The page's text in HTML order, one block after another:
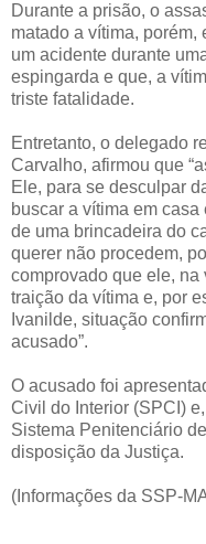
Durante a prisão, o
matado a vítima,
um acidente durante
espingarda e que, a
triste fatalidade.
Entretanto, o delegado
Carvalho, afirmou que
Ele, para se desculpar
buscar a vítima em
de uma brincadeira do
querer não procedem,
comprovado que ele, na
traição da vítima e, por
Ivanilde, situação
acusado”.
O acusado foi
Civil do Interior (SPCI)
Sistema Penitenciário
disposição da Justiça.
(Informações da SSP-